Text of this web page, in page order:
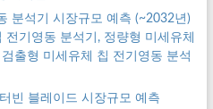
분석기 시장규모 예측 (~2032년)
기영동 분석기, 정량형 미세유체
출형 미세유체 칩 전기영동 분석
빈 블레이드 시장규모 예측